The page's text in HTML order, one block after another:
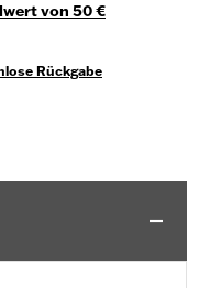
von 50 €
Rückgabe